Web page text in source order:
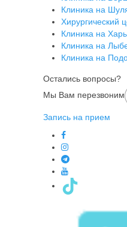
Клиника на
Хирургический
Клиника на
Клиника на
Клиника на
Остались вопросы?
Мы Вам перезвоним
Запись на прием